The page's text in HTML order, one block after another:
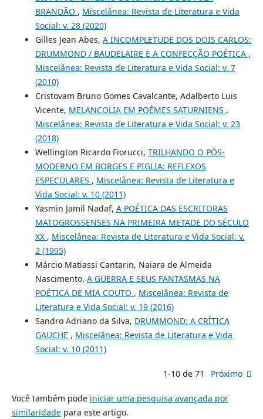
BRANDÃO , Miscelânea: Revista de Literatura e Vida
Social: v. 28 (2020)
Gilles Jean Abes, A INCOMPLETUDE DOS DOIS CARLOS:
DRUMMOND / BAUDELAIRE E A CONFECÇÃO POÉTICA ,
Miscelânea: Revista de Literatura e Vida Social: v. 7
(2010)
Cristovam Bruno Gomes Cavalcante, Adalberto Luis
Vicente, MELANCOLIA EM POÈMES SATURNIENS ,
Miscelânea: Revista de Literatura e Vida Social: v. 23
(2018)
Wellington Ricardo Fiorucci, TRILHANDO O PÓS-
MODERNO EM BORGES E PIGLIA: REFLEXOS
ESPECULARES , Miscelânea: Revista de Literatura e
Vida Social: v. 10 (2011)
Yasmin Jamil Nadaf, A POÉTICA DAS ESCRITORAS
MATOGROSSENSES NA PRIMEIRA METADE DO SÉCULO
XX , Miscelânea: Revista de Literatura e Vida Social: v.
2 (1995)
Márcio Matiassi Cantarin, Naiara de Almeida
Nascimento, A GUERRA E SEUS FANTASMAS NA
POÉTICA DE MIA COUTO , Miscelânea: Revista de
Literatura e Vida Social: v. 19 (2016)
Sandro Adriano da Silva, DRUMMOND: A CRÍTICA
GAUCHE , Miscelânea: Revista de Literatura e Vida
Social: v. 10 (2011)
1-10 de 71 Próximo
Você também pode iniciar uma pesquisa avançada por
similaridadepara este artigo.